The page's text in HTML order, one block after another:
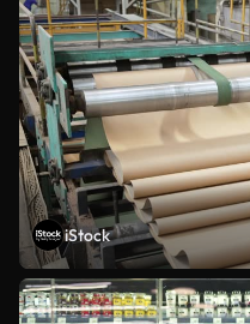
iStock